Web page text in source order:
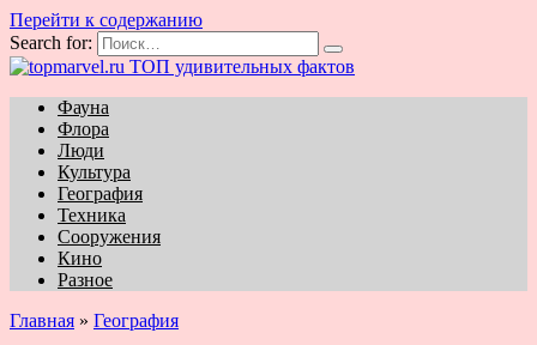
Перейти к содержанию
Search for:
Фауна
Флора
Люди
Культура
География
Техника
Сооружения
Кино
Разное
Главная » География